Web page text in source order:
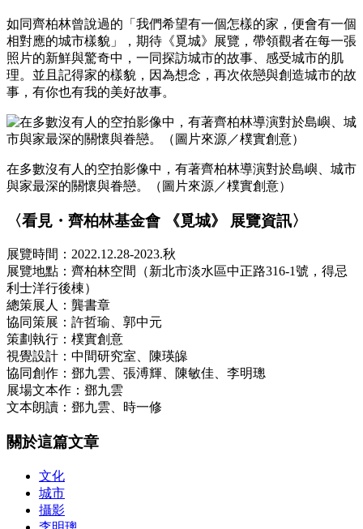
如同齊柏林曾說過的「我們希望有一個怎樣的家，便會有一個
相對應的城市樣貌」，期待《覓城》展覽，帶領觀者在每一張
照片的新鮮與驚奇中，一同探訪城市的故事、感受城市的肌
理。並且記得家的樣貌，因為想念，再次依戀與創造城市的故
事，有你也有我的美好故事。
在多數沒有人的空拍影像中，有著齊柏林導演對於島嶼、城市
與家最深的關懷與眷戀。（圖片來源／樸實創意）
〈看見・齊柏林基金會 《覓城》 展覽資訊〉
展覽時間：2022.12.28-2023.秋
展覽地點：齊柏林空間（新北市淡水區中正路316-1號，得忌
利士洋行後棟）
總策展人：龔書章
協同策展：許哲瑜、郭中元
策劃執行：樸實創意
視覺設計：中間研究室、陳瑛皞
協同創作：鄧九雲、張溥輝、陳敏佳、李明璁
展場文本作：鄧九雲
文本朗讀：鄧九雲、時一修
關於這篇文章
文化
城市
攝影